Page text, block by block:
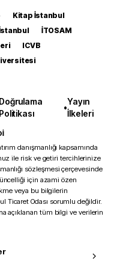
Kitap İstanbul
İTOSAM
ICVB
Doğrulama
Politikası
•
Yayın
İlkeleri
danışmanlığı kapsamında
ile risk ve getiri tercihlerinize
sözleşmesi çerçevesinde
için azami özen
veya bu bilgilerin
Ticaret Odası sorumlu değildir.
açıklanan tüm bilgi ve verilerin